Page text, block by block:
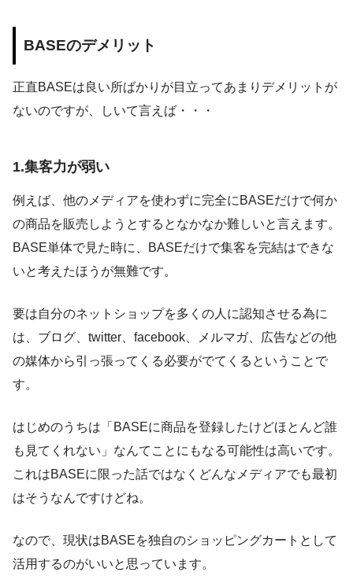
BASEのデメリット
正直BASEは良い所ばかりが目立ってあまりデメリットが
ないのですが、しいて言えば・・・
1.集客力が弱い
例えば、他のメディアを使わずに完全にBASEだけで何か
の商品を販売しようとするとなかなか難しいと言えます。
BASE単体で見た時に、BASEだけで集客を完結はできな
いと考えたほうが無難です。
要は自分のネットショップを多くの人に認知させる為に
は、ブログ、twitter、facebook、メルマガ、広告などの他
の媒体から引っ張ってくる必要がでてくるということで
す。
はじめのうちは「BASEに商品を登録したけどほとんど誰
も見てくれない」なんてことにもなる可能性は高いです。
これはBASEに限った話ではなくどんなメディアでも最初
はそうなんですけどね。
なので、現状はBASEを独自のショッピングカートとして
活用するのがいいと思っています。